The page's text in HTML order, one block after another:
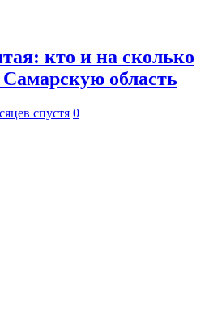
кто и на сколько
область
спустя 0